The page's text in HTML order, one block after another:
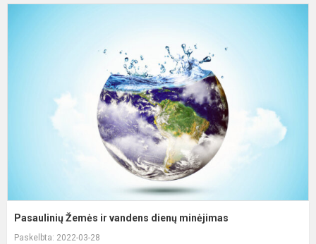
Pasaulinių Žemės ir vandens dienų minėjimas
Paskelbta: 2022-03-28